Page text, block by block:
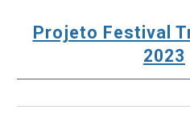
Projeto Festival
2023